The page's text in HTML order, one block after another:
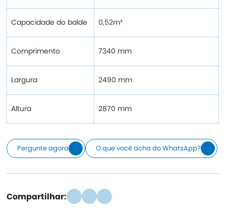
Capacidade do balde 0,52m³
Comprimento 7340 mm
Largura 2490 mm
Altura 2870 mm
Pergunte agora O que você acha do WhatsApp?
Compartilhar: